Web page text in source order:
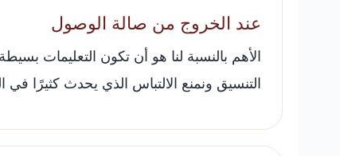
عند الخروج من صالة الوصول
الأهم بالنسبة لنا هو أن تكون التعليمات
التنسيق ونمنع الالتباس الذي يحدث كثيرًا